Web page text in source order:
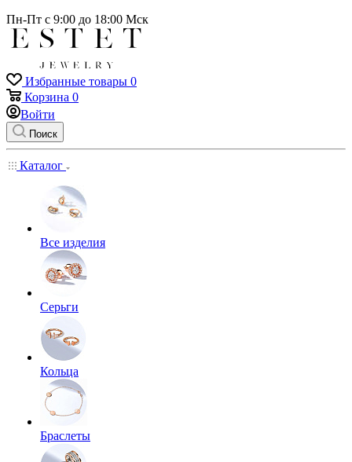
Пн-Пт с 9:00 до 18:00 Мск
Избранные товары 0
Корзина 0
Войти
Поиск
Каталог
Все изделия
Серьги
Кольца
Браслеты